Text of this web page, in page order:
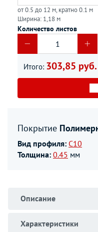
от 0.5 до 12 м, кратно 0.1 м
Ширина: 1,18 м
Количество листов
Итого: 303,85 руб.
Покрытие
Вид профиля: С10
Толщина: 0.45 мм
Описание
Характеристики